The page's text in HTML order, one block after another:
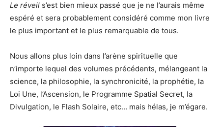
Le réveil s’est bien mieux passé que je ne l’aurais même
espéré et sera probablement considéré comme mon livre
le plus important et le plus remarquable de tous.
Nous allons plus loin dans l’arène spirituelle que
n’importe lequel des volumes précédents, mélangeant la
science, la philosophie, la synchronicité, la prophétie, la
Loi Une, l’Ascension, le Programme Spatial Secret, la
Divulgation, le Flash Solaire, etc… mais hélas, je m’égare.